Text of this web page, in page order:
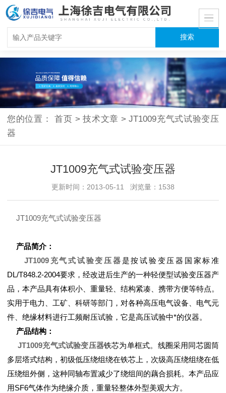
您的位置：首页 > 技术文章 > JT1009充气式试验变压
器
JT1009充气式试验变压器
更新时间：2013-05-11 浏览量：1538
JT1009充气式试验变压器
产品简介：
JT1009充气式试验变压器是按试验变压器国家标准
DL/T848.2-2004要求，经改进后生产的一种轻便型试验变压器产
品，本产品具有体积小、重量轻、结构紧凑、携带方便等特点。
实用于电力、工矿、科研等部门，对各种高压电气设备、电气元
件、绝缘材料进行工频耐压试验，它是高压试验中*的仪器。
产品结构：
JT1009充气式试验变压器铁芯为单框式。线圈采用同芯圆筒
多层塔式结构，初级低压绕组绕在铁芯上，次级高压绕组绕在低
压绕组外侧，这种同轴布置减少了绕组间的藕合损耗。本产品应
用SF6气体作为绝缘介质，重量轻整体外型美观大方。